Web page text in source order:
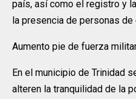
país, así como el registro y
la presencia de personas
Aumento pie de fuerza
En el municipio de Trinidad
alteren la tranquilidad de la